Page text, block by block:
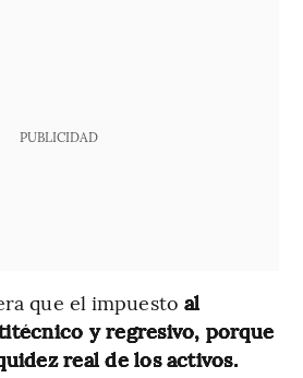
PUBLICIDAD
que el impuesto al
y regresivo, porque
real de los activos.